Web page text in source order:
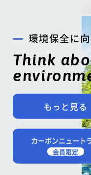
環境保全に
Think
もっと見る
カーボンニュート
会員限定